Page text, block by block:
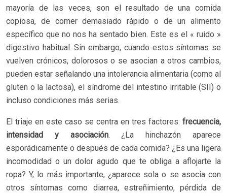
mayoría de las veces, son el resultado de una comida
copiosa, de comer demasiado rápido o de un alimento
específico que no nos ha sentado bien. Este es el « ruido »
digestivo habitual. Sin embargo, cuando estos síntomas se
vuelven crónicos, dolorosos o se asocian a otros cambios,
pueden estar señalando una intolerancia alimentaria (como al
gluten o la lactosa), el síndrome del intestino irritable (SII) o
incluso condiciones más serias.
El triaje en este caso se centra en tres factores: frecuencia,
intensidad y asociación. ¿La hinchazón aparece
esporádicamente o después de cada comida? ¿Es una ligera
incomodidad o un dolor agudo que te obliga a aflojarte la
ropa? Y, lo más importante, ¿aparece sola o se asocia con
otros síntomas como diarrea, estreñimiento, pérdida de